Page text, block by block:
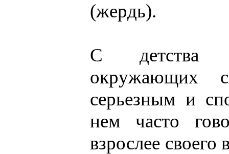
(жердь).
С детства
окружающих
серьезным и
нем часто
взрослее своего